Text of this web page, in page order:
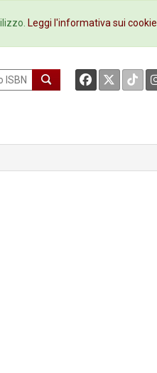
Contatti
Leggi l'informativa sui cookie